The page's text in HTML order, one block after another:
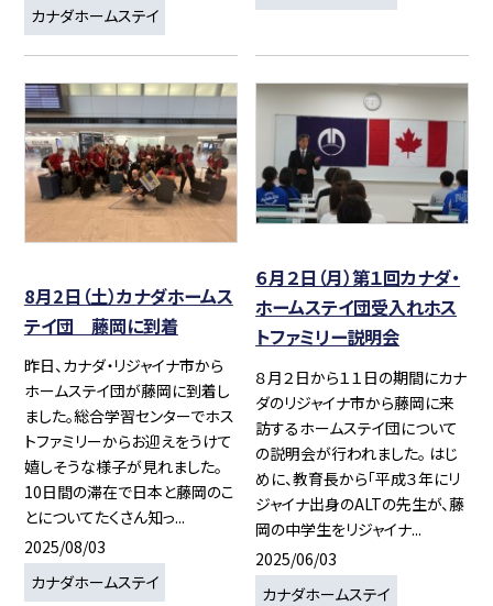
カナダホームステイ
8月2日（土）カナダホームス
テイ団 藤岡に到着
昨日、カナダ・リジャイナ市から
ホームステイ団が藤岡に到着し
ました。総合学習センターでホス
トファミリーからお迎えをうけて
嬉しそうな様子が見れました。
10日間の滞在で日本と藤岡のこ
とについてたくさん知っ...
2025/08/03
カナダホームステイ
６月２日（月）第１回カナダ・
ホームステイ団受入れホス
トファミリー説明会
８月２日から１１日の期間にカナ
ダのリジャイナ市から藤岡に来
訪するホームステイ団について
の説明会が行われました。 はじ
めに、教育長から「平成３年にリ
ジャイナ出身のALTの先生が、藤
岡の中学生をリジャイナ...
2025/06/03
カナダホームステイ